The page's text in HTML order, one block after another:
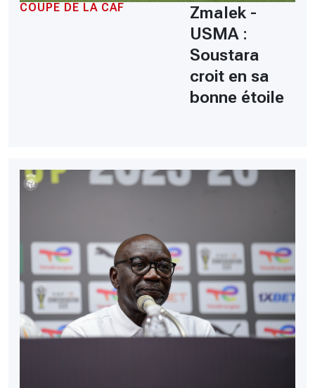
COUPE DE LA CAF
Zmalek -
USMA :
Soustara
croit en sa
bonne étoile